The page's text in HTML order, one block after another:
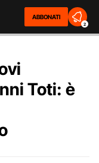
ABBONATI
2
Toti: è